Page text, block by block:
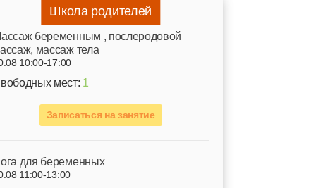
Школа родителей
беременным , послеродовой
массаж тела
10:00-17:00
мест: 1
Записаться на занятие
для беременных
11:00-13:00